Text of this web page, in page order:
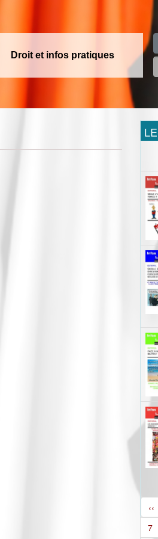
Droit et infos pratiques
‹‹
7